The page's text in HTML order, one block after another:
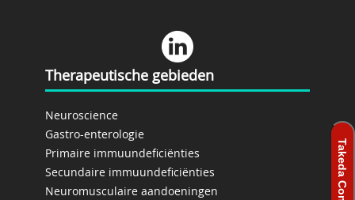
Therapeutische gebieden
Neuroscience
Gastro-enterologie
Primaire immuundeficiënties
Secundaire immuundeficiënties
Neuromusculaire aandoeningen